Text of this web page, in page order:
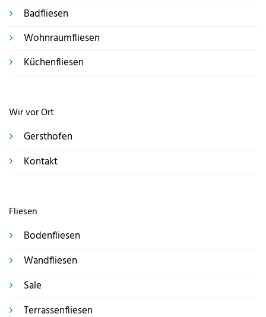
Badfliesen
Wohnraumfliesen
Küchenfliesen
Fliesen
Bodenfliesen
Wandfliesen
Sale
Terrassenfliesen
Wir vor Ort
Gersthofen
Kontakt